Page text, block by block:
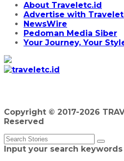
About Traveletc.id
Advertise with
NewsWire
Pedoman Media Siber
Your Journey, Your
Copyright © 2017-2026
Reserved
Input your search